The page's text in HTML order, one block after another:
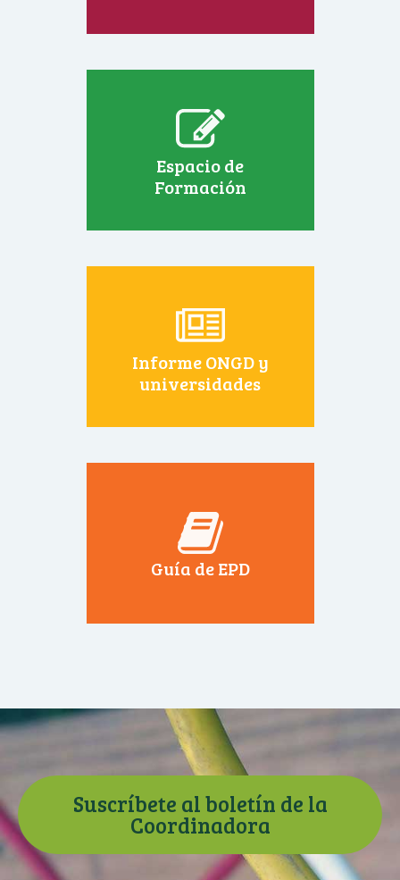
Espacio de
Formación
Informe ONGD y
universidades
Guía de EPD
Suscríbete al boletín de la
Coordinadora